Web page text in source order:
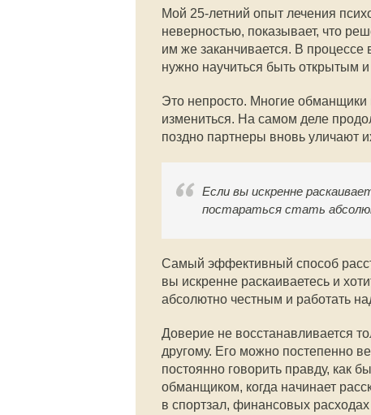
Мой 25-летний опыт лечения
неверностью, показывает, что
им же заканчивается. В
нужно научиться быть открытым
Это непросто. Многие обманщики
измениться. На самом деле
поздно партнеры вновь уличают
Если вы искренне
постараться стать
Самый эффективный способ
вы искренне раскаиваетесь и
абсолютно честным и работать
Доверие не восстанавливается
другому. Его можно постепенно
постоянно говорить правду, как
обманщиком, когда начинает
в спортзал, финансовых